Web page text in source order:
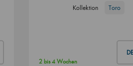
Kollektion Toro
2 bis 4 Wochen